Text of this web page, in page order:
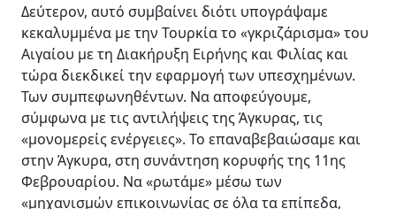
Δεύτερον, αυτό συμβαίνει διότι υπογράψαμε
κεκαλυμμένα με την Τουρκία το «γκριζάρισμα» του
Αιγαίου με τη Διακήρυξη Ειρήνης και Φιλίας και
τώρα διεκδικεί την εφαρμογή των υπεσχημένων.
Των συμπεφωνηθέντων. Να αποφεύγουμε,
σύμφωνα με τις αντιλήψεις της Άγκυρας, τις
«μονομερείς ενέργειες». Το επαναβεβαιώσαμε και
στην Άγκυρα, στη συνάντηση κορυφής της 11ης
Φεβρουαρίου. Να «ρωτάμε» μέσω των
«μηχανισμών επικοινωνίας σε όλα τα επίπεδα,